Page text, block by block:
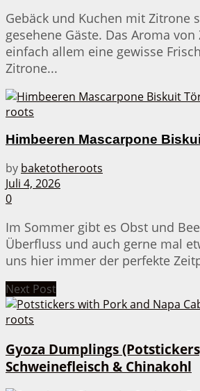
Gebäck und Kuchen mit Zitrone
gesehene Gäste. Das Aroma
einfach allem eine gewisse
Zitrone...
Himbeeren Mascarpone
by baketotheroots
Juli 4, 2026
0
Im Sommer gibt es Obst und
Überfluss und auch gerne mal
uns hier immer der perfekte
Next Post
Gyoza Dumplings
Schweinefleisch & Chinakohl